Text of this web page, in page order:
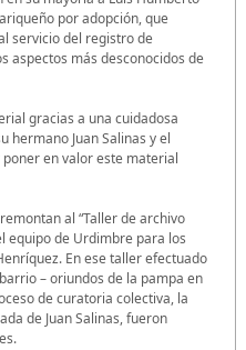
por adopción, que
servicio del registro de
aspectos más desconocidos de
gracias a una cuidadosa
hermano Juan Salinas y el
en valor este material
al “Taller de archivo
equipo de Urdimbre para los
En ese taller efectuado
– oriundos de la pampa en
de curatoria colectiva, la
de Juan Salinas, fueron